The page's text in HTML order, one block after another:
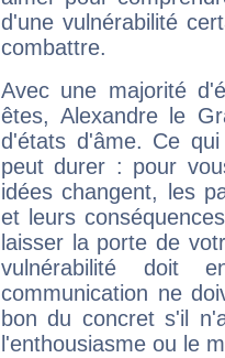
d'une vulnérabilité
combattre.
Avec une majorité
êtes, Alexandre le
d'états d'âme. Ce
peut durer : pour
idées changent, les
et leurs
laisser la porte de
vulnérabilité doit
communication ne
bon du concret s'il
l'enthousiasme ou le